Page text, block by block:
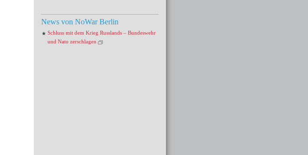
News von NoWar Berlin
Schluss mit dem Krieg Russlands – Bundeswehr
und Nato zerschlagen